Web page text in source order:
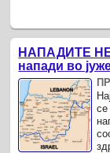
НАПАДИТЕ
напади во